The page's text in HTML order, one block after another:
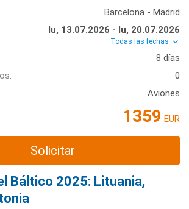
Barcelona - Madrid
lu, 13.07.2026 - lu, 20.07.2026
Todas las fechas
8 días
0
Aviones
1359 EUR
Solicitar
Báltico 2025: Lituania,